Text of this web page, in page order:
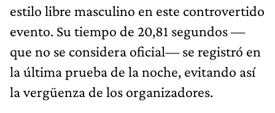
estilo libre masculino en este controvertido
evento. Su tiempo de 20,81 segundos —
que no se considera oficial— se registró en
la última prueba de la noche, evitando así
la vergüenza de los organizadores.